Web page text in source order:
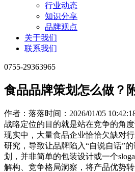
行业动态
知识分享
品牌观点
关于我们
联系我们
0755-29363965
食品品牌策划怎么做？
作者：落落时间：2026/01/05
战略定位的目的就是站在竞争的角
现实中，大量食品企业恰恰欠缺对
研究，导致让品牌陷入“自说自话”
划，并非简单的包装设计或一个
解构、竞争格局洞察，将产品优势